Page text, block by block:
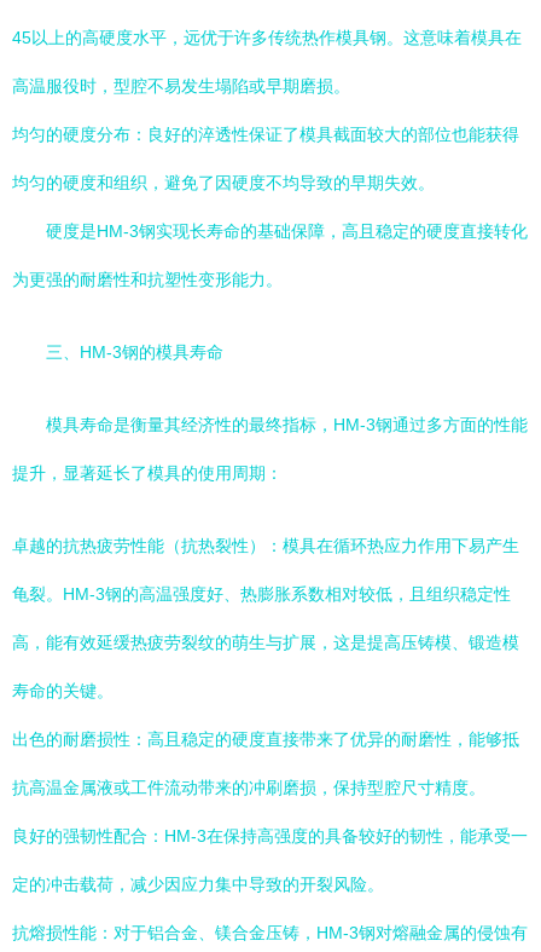
45以上的高硬度水平，远优于许多传统热作模具钢。这意味着模具在
高温服役时，型腔不易发生塌陷或早期磨损。
均匀的硬度分布：良好的淬透性保证了模具截面较大的部位也能获得
均匀的硬度和组织，避免了因硬度不均导致的早期失效。
硬度是HM-3钢实现长寿命的基础保障，高且稳定的硬度直接转化
为更强的耐磨性和抗塑性变形能力。
三、HM-3钢的模具寿命
模具寿命是衡量其经济性的最终指标，HM-3钢通过多方面的性能
提升，显著延长了模具的使用周期：
卓越的抗热疲劳性能（抗热裂性）：模具在循环热应力作用下易产生
龟裂。HM-3钢的高温强度好、热膨胀系数相对较低，且组织稳定性
高，能有效延缓热疲劳裂纹的萌生与扩展，这是提高压铸模、锻造模
寿命的关键。
出色的耐磨损性：高且稳定的硬度直接带来了优异的耐磨性，能够抵
抗高温金属液或工件流动带来的冲刷磨损，保持型腔尺寸精度。
良好的强韧性配合：HM-3在保持高强度的具备较好的韧性，能承受一
定的冲击载荷，减少因应力集中导致的开裂风险。
抗熔损性能：对于铝合金、镁合金压铸，HM-3钢对熔融金属的侵蚀有